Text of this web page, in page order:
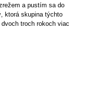
a pustím sa do
ktorá skupina týchto
troch rokoch viac